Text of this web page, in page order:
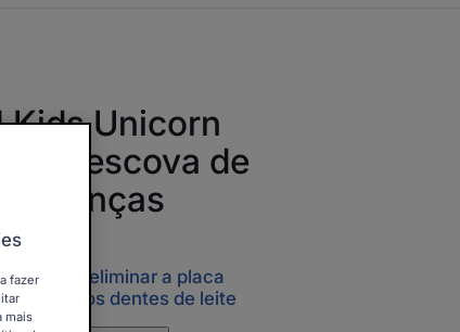
Kids Unicorn
– escova de
crianças
Ajuda a eliminar a placa
os dentes de leite
fazer
mais